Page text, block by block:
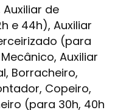
Auxiliar de
e 44h), Auxiliar
(para
Auxiliar
Borracheiro,
Copeiro,
(para 30h, 40h